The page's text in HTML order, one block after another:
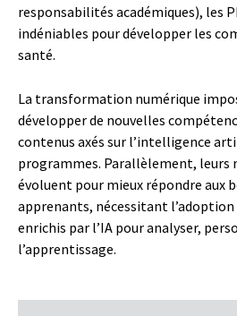
responsabilités académiques), les
indéniables pour développer les
santé.
La transformation numérique
développer de nouvelles
contenus axés sur l’intelligence
programmes. Parallèlement, leurs
évoluent pour mieux répondre aux
apprenants, nécessitant
enrichis par l’IA pour analyser,
l’apprentissage.